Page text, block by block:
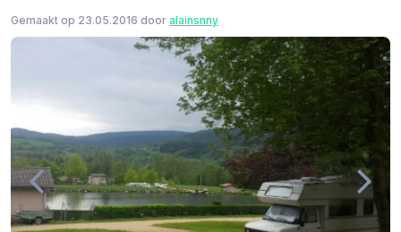
Gemaakt op 23.05.2016 door alainsnny